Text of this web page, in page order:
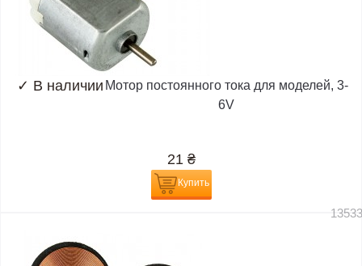
✓ В наличии Мотор постоянного тока для моделей, 3-
6V
21 ₴
Купить